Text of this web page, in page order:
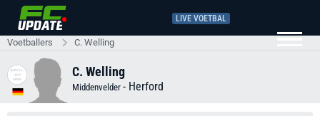
LIVE VOETBAL
Voetballers C. Welling
C. Welling
Middenvelder - Herford